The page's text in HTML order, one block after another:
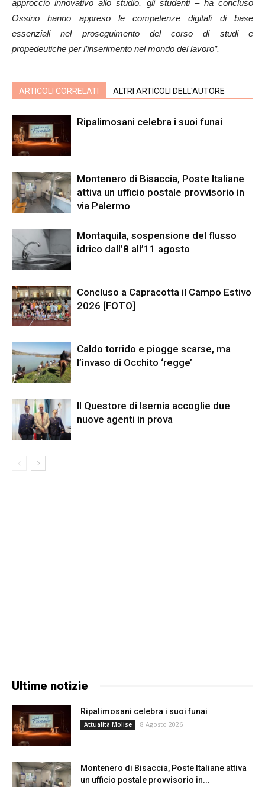
approccio innovativo allo studio, gli studenti – ha concluso
Ossino hanno appreso le competenze digitali di base
essenziali nel proseguimento del corso di studi e
propedeutiche per l’inserimento nel mondo del lavoro”.
ARTICOLI CORRELATI ALTRI ARTICOLI DELL'AUTORE
Ripalimosani celebra i suoi funai
Montenero di Bisaccia, Poste Italiane
attiva un ufficio postale provvisorio in
via Palermo
Montaquila, sospensione del flusso
idrico dall’8 all’11 agosto
Concluso a Capracotta il Campo Estivo
2026 [FOTO]
Caldo torrido e piogge scarse, ma
l’invaso di Occhito ‘regge’
Il Questore di Isernia accoglie due
nuove agenti in prova
Ultime notizie
Ripalimosani celebra i suoi funai
Attualità Molise 8 Agosto 2026
Montenero di Bisaccia, Poste Italiane attiva
un ufficio postale provvisorio in...